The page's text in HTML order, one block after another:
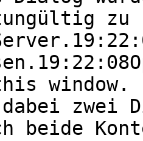
zu
window.
zwei
beide